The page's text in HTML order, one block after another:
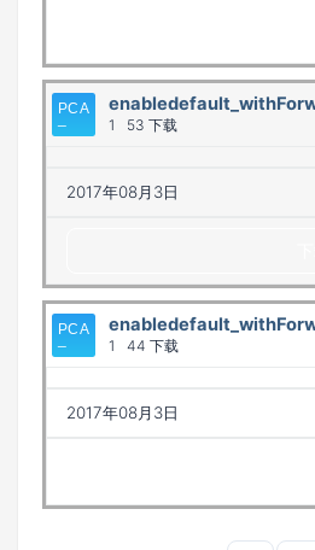
1 53 下载
2017年08月3日
1 44 下载
2017年08月3日